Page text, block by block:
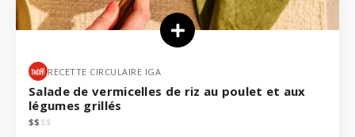
RECETTE CIRCULAIRE IGA
Salade de vermicelles de riz au poulet et aux
légumes grillés
$$ $$